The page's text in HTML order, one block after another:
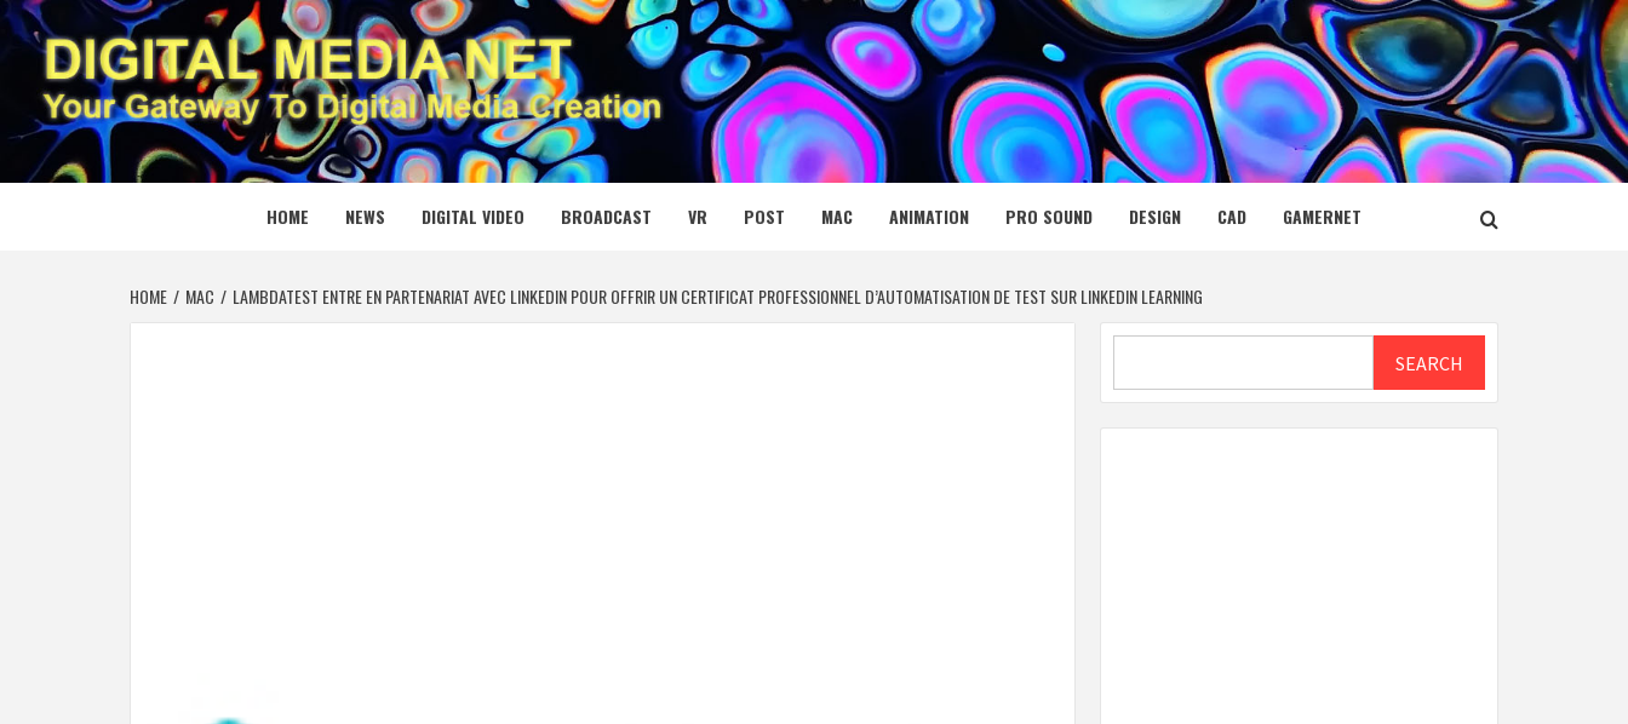
Skip
to
content
DIGITAL MEDIA NET
YOUR GATEWAY TO DIGITAL MEDIA CREATION
HOME NEWS DIGITAL VIDEO BROADCAST VR POST MAC ANIMATION PRO SOUND DESIGN CAD GAMERNET
HOME MAC LAMBDATEST ENTRE EN PARTENARIAT AVEC LINKEDIN POUR OFFRIR UN CERTIFICAT PROFESSIONNEL D’AUTOMATISATION DE TEST SUR LINKEDIN LEARNING
SEARCH